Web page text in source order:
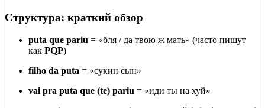
Структура: краткий обзор
puta que pariu = «бля / да твою ж мать» (часто пишут
как PQP)
filho da puta = «сукин сын»
vai pra puta que (te) pariu = «иди ты на хуй»